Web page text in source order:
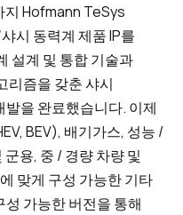
지 Hofmann TeSys
샤시 동력계 제품 IP를
설계 및 통합 기술과
리즘을 갖춘 샤시
을 완료했습니다. 이제
BEV), 배기가스, 성능 /
용, 중 / 경량 차량 및
맞게 구성 가능한 기타
가능한 버전을 통해